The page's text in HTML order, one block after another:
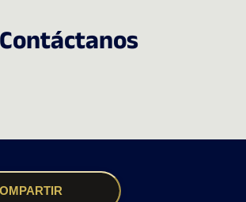
Contáctanos